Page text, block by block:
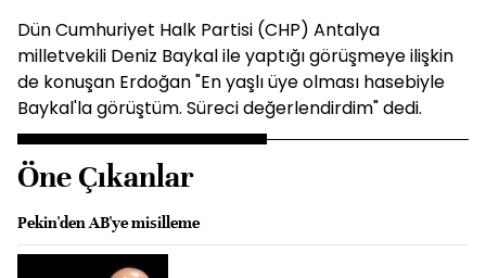
Dün Cumhuriyet Halk Partisi (CHP) Antalya
milletvekili Deniz Baykal ile yaptığı görüşmeye ilişkin
de konuşan Erdoğan "En yaşlı üye olması hasebiyle
Baykal'la görüştüm. Süreci değerlendirdim" dedi.
Öne Çıkanlar
Pekin'den AB'ye misilleme